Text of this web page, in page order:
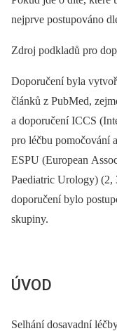
nejprve postupováno
Zdroj podkladů pro
Doporučení byla
článků z PubMed,
a doporučení ICCS
pro léčbu pomočování
ESPU (European
Paediatric Urology) (2,
doporučení bylo
skupiny.
ÚVOD
Selhání dosavadní